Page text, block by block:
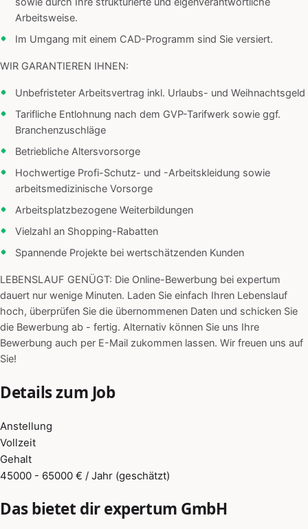
Arbeitsweise.
Im Umgang mit einem CAD-Programm sind Sie versiert.
WIR GARANTIEREN IHNEN:
Unbefristeter Arbeitsvertrag inkl. Urlaubs- und Weihnachtsgeld
Tarifliche Entlohnung nach dem GVP-Tarifwerk sowie ggf.
Branchenzuschläge
Betriebliche Altersvorsorge
Hochwertige Profi-Schutz- und -Arbeitskleidung sowie
arbeitsmedizinische Vorsorge
Arbeitsplatzbezogene Weiterbildungen
Vielzahl an Shopping-Rabatten
Spannende Projekte bei wertschätzenden Kunden
LEBENSLAUF GENÜGT: Die Online-Bewerbung bei expertum
dauert nur wenige Minuten. Laden Sie einfach Ihren Lebenslauf
hoch, überprüfen Sie die übernommenen Daten und schicken Sie
die Bewerbung ab - fertig. Alternativ können Sie uns Ihre
Bewerbung auch per E-Mail zukommen lassen. Wir freuen uns auf
Sie!
Details zum Job
Anstellung
Vollzeit
Gehalt
45000 - 65000 € / Jahr (geschätzt)
Das bietet dir expertum GmbH